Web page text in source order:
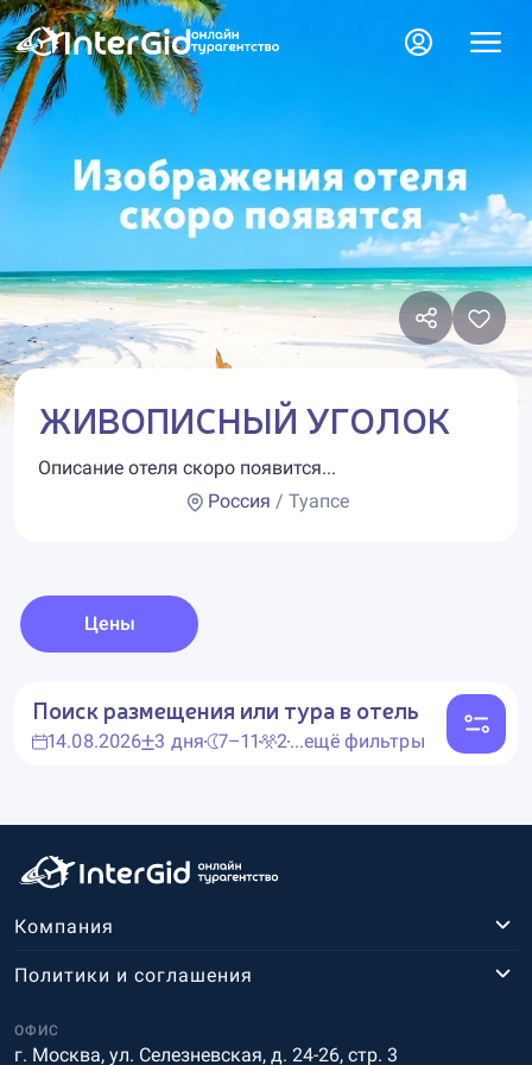
ЖИВОПИСНЫЙ УГОЛОК
Описание отеля скоро появится...
Россия / Туапсе
Цены
Поиск размещения или тура в отель
14.08.2026 3 дня 7–11 2...ещё фильтры
Компания
ОФИС
г. Москва, ул. Селезневская, д. 24-26, стр. 3
Политики и соглашения